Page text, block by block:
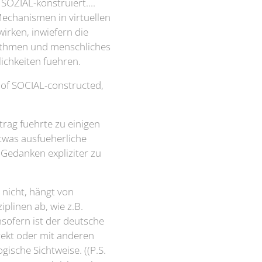
in virtuellen
inwiefern die
und menschliches
fuehren.
SOCIAL-constructed,
fuehrte zu einigen
ausfueherliche
expliziter zu
hängt von
ab, wie z.B.
ist der deutsche
oder mit anderen
Sichtweise. ((P.S.